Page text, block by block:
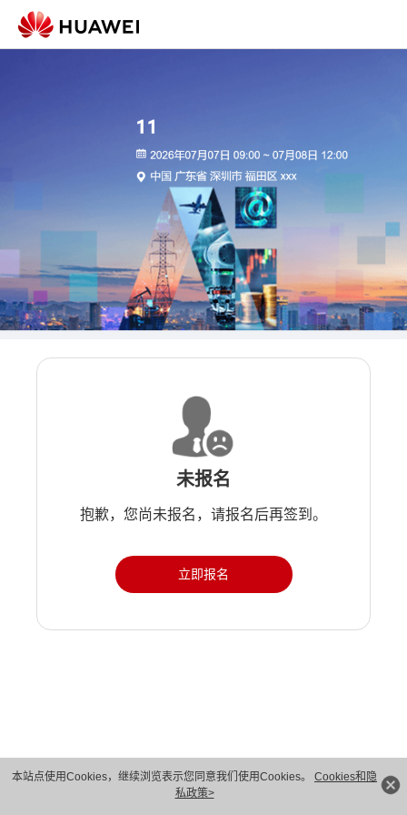
本站点使用Cookies，继续浏览表示您同意我们使用Cookies。 Cookies和隐
私政策>
未报名
抱歉，您尚未报名，请报名后再签到。
立即报名
版权所有 © 华为技术有限公司 1998-2026。 保留一切权利。粤A2-20044005号
隐私保护
法律声明